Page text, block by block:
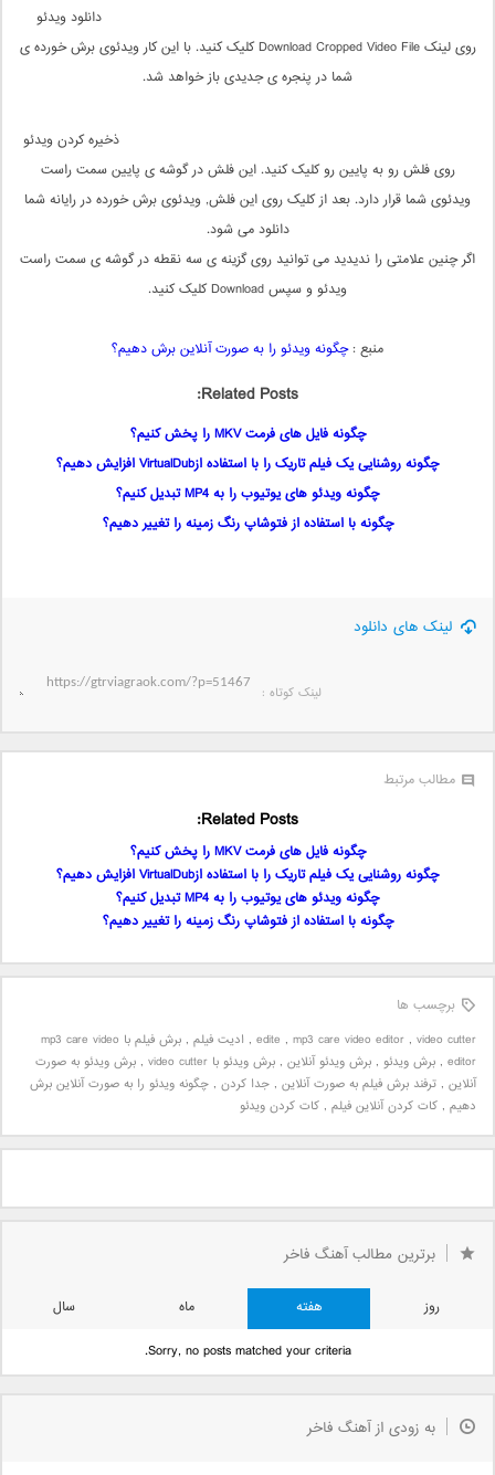
دانلود ویدئو
روی لینک Download Cropped Video File کلیک کنید. با این کار ویدئوی برش خورده ی
شما در پنجره ی جدیدی باز خواهد شد.
ذخیره کردن ویدئو
روی فلش رو به پایین رو کلیک کنید. این فلش در گوشه ی پایین سمت راست
ویدئوی شما قرار دارد. بعد از کلیک روی این فلش, ویدئوی برش خورده در رایانه شما
دانلود می شود.
اگر چنین علامتی را ندیدید می توانید روی گزینه ی سه نقطه در گوشه ی سمت راست
ویدئو و سپس Download کلیک کنید.
منبع :چگونه ویدئو را به صورت آنلاین برش دهیم؟
Related Posts:
چگونه فایل های فرمت MKV را پخش کنیم؟
چگونه روشنایی یک فیلم تاریک را با استفاده ازVirtualDub افزایش دهیم؟
چگونه ویدئو های یوتیوب را به MP4 تبدیل کنیم؟
چگونه با استفاده از فتوشاپ رنگ زمینه را تغییر دهیم؟
لینک های دانلود
لینک کوتاه‌ :
مطالب مرتبط
Related Posts:
چگونه فایل های فرمت MKV را پخش کنیم؟
چگونه روشنایی یک فیلم تاریک را با استفاده ازVirtualDub افزایش دهیم؟
چگونه ویدئو های یوتیوب را به MP4 تبدیل کنیم؟
چگونه با استفاده از فتوشاپ رنگ زمینه را تغییر دهیم؟
برچسب ها
edite , mp3 care video editor , video cutter
, ادیت فیلم ,
برش فیلم با mp3 care video
editor
, برش ویدئو , برش ویدئو آنلاین , برش ویدئو با video cutter , برش ویدئو به صورت
آنلاین , ترفند برش فیلم به صورت آنلاین , جدا کردن , چگونه ویدئو را به صورت آنلاین برش
دهیم , کات کردن آنلاین فیلم , کات کردن ویدئو
برترین مطالب آهنگ فاخر
روز هفته ماه
سال
Sorry, no posts matched your criteria.
به زودی از آهنگ فاخر